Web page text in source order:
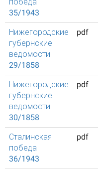
35/1943
Нижегородские
губернские
ведомости
29/1858
pdf
Нижегородские
губернские
ведомости
30/1858
pdf
Сталинская
победа
36/1943
pdf